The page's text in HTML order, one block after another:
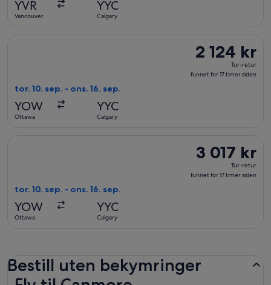
YVR
Vancouver
YYC
Calgary
2 124 kr
Tur-
retur,
2 124 kr
Tur-retur
funnet for 17 timer siden
tor. 10. sep. - ons. 16. sep.
YOW
Ottawa
YYC
Calgary
3 017 kr
Tur-
retur,
3 017 kr
Tur-retur
funnet for 17 timer siden
tor. 10. sep. - ons. 16. sep.
YOW
Ottawa
YYC
Calgary
Bestill uten bekymringer
Fly til Canmore